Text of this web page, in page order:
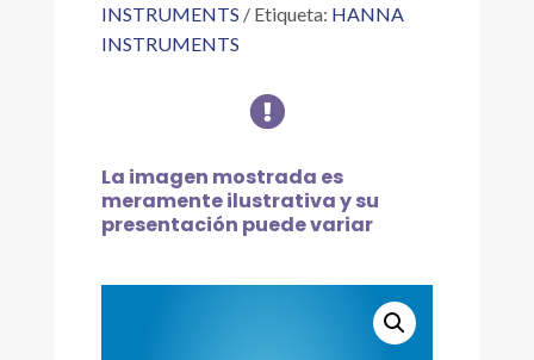
PERISTÁLTICA
DE
(COLOR
MARFIL)
cantidad
INSTRUMENTS
Etiqueta: HANNA
INSTRUMENTS

La imagen mostrada es
meramente ilustrativa y su
presentación puede variar